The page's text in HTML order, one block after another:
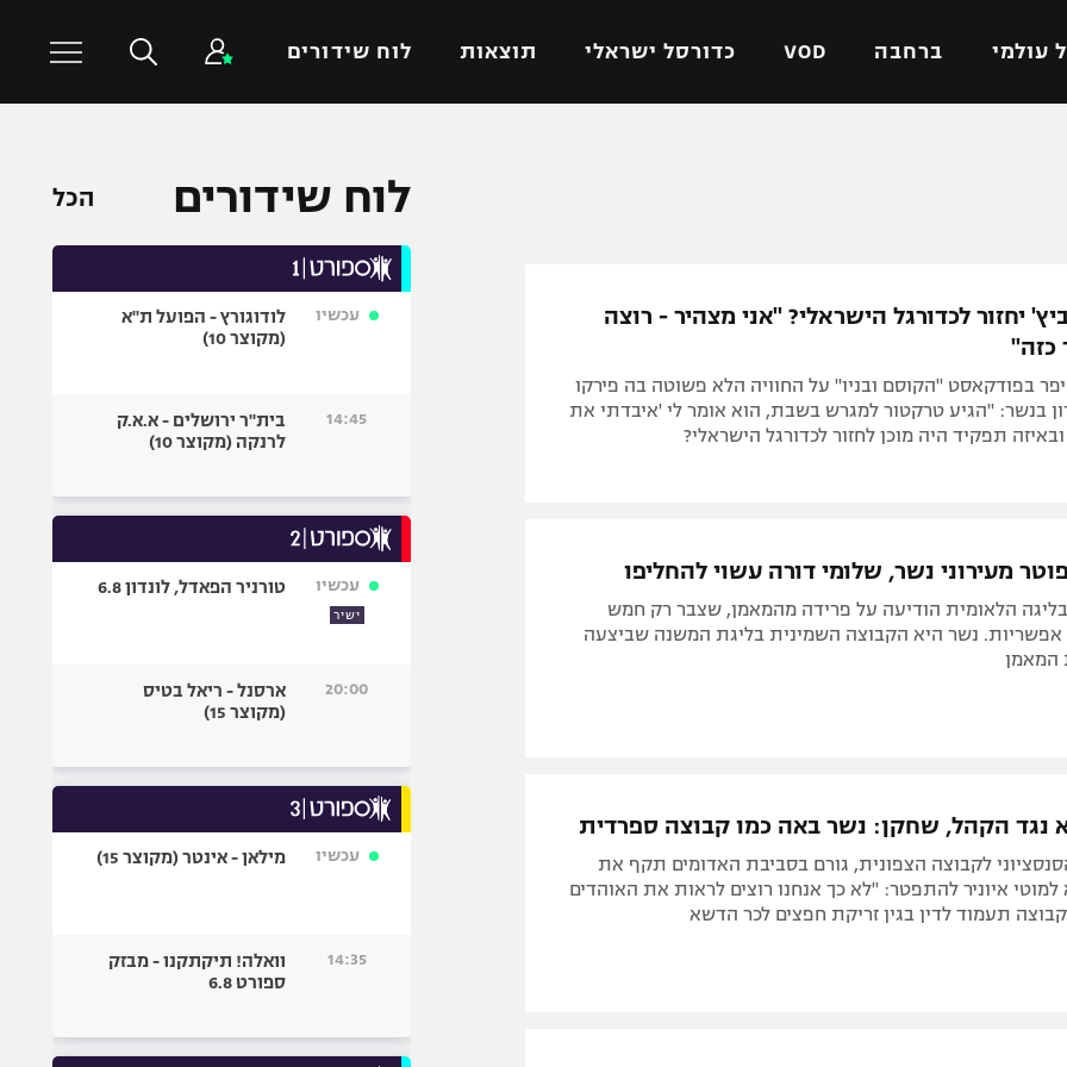
עולמי ברחבה VOD כדורסל ישראלי תוצאות לוח שידורים
ישראל
באר שבע
ליגה איטלקית
ליגה צרפתית
ליגות נוספות
הפועל ירושלים
דני אבדיה
כדורסל עולמי
כדורעף
שחייה
ספורט אולימפי
היאבקות WWE
ספורט מוטורי
בייסבול MLB
גיימינג E-Sports
יחזור לכדורגל הישראלי? "אני מצהיר - רוצה
כזה"
בפודקאסט "הקוסם ובניו" על החוויה הלא פשוטה בה פירקו
בנשר: "הגיע טרקטור למגרש בשבת, הוא אומר לי 'איבדתי את
תפקיד היה מוכן לחזור לכדורגל הישראלי?
מעירוני נשר, שלומי דורה עשוי להחליפו
15 בליגה הלאומית הודיעה על פרידה מהמאמן, שצבר רק חמש
נקודות מ-30 אפשריות. נשר היא הקבוצה השמינית בליגת המשנה שביצעה
המאמן
נגד הקהל, שחקן: נשר באה כמו קבוצה ספרדית
ה-2:1 הסנסציוני לקבוצה הצפונית, גורם בסביבת האדומים תקף את
איוניר להתפטר: "לא כך אנחנו רוצים לראות את האוהדים
תעמוד לדין בגין זריקת חפצים לכר הדשא
לוח שידורים הכל
עכשיו
לודוגורץ - הפועל ת"א
(מקוצר 10)
14:45
בית"ר ירושלים - א.א.ק
לרנקה (מקוצר 10)
עכשיו
ישיר
טורניר הפאדל, לונדון 6.8
20:00
ארסנל - ריאל בטיס
(מקוצר 15)
עכשיו מילאן - אינטר (מקוצר 15)
14:35
וואלה! תיקתקנו - מבזק
ספורט 6.8